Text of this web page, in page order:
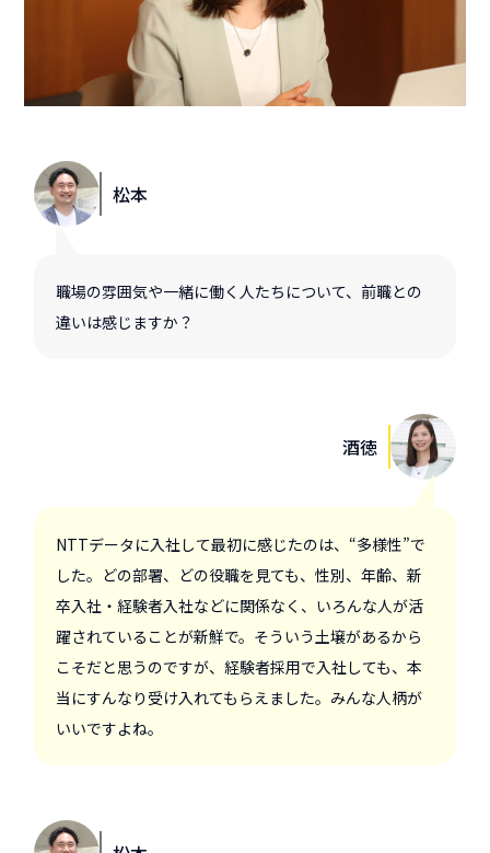
松本
職場の雰囲気や一緒に働く人たちについて、前職との
違いは感じますか？
酒徳
NTTデータに入社して最初に感じたのは、“多様性”で
した。どの部署、どの役職を見ても、性別、年齢、新
卒入社・経験者入社などに関係なく、いろんな人が活
躍されていることが新鮮で。そういう土壌があるから
こそだと思うのですが、経験者採用で入社しても、本
当にすんなり受け入れてもらえました。みんな人柄が
いいですよね。